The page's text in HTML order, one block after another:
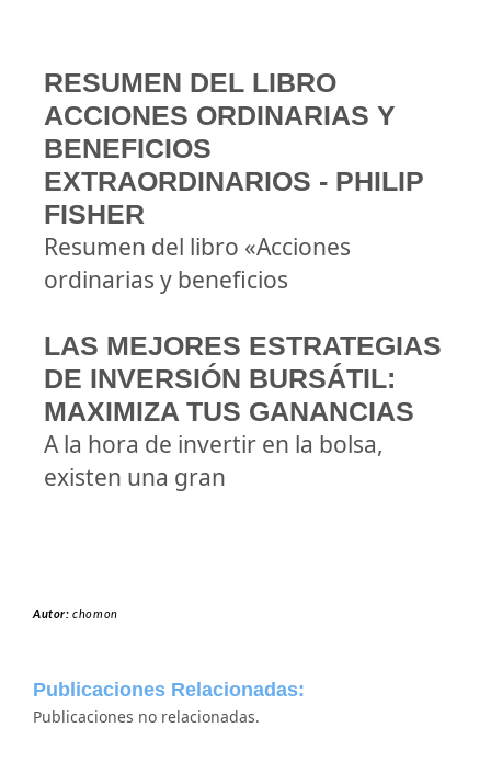
RESUMEN DEL LIBRO
ACCIONES ORDINARIAS Y
BENEFICIOS
EXTRAORDINARIOS - PHILIP
FISHER
Resumen del libro «Acciones
ordinarias y beneficios
LAS MEJORES ESTRATEGIAS
DE INVERSIÓN BURSÁTIL:
MAXIMIZA TUS GANANCIAS
A la hora de invertir en la bolsa,
existen una gran
Autor:chomon
Publicaciones Relacionadas:
Publicaciones no relacionadas.